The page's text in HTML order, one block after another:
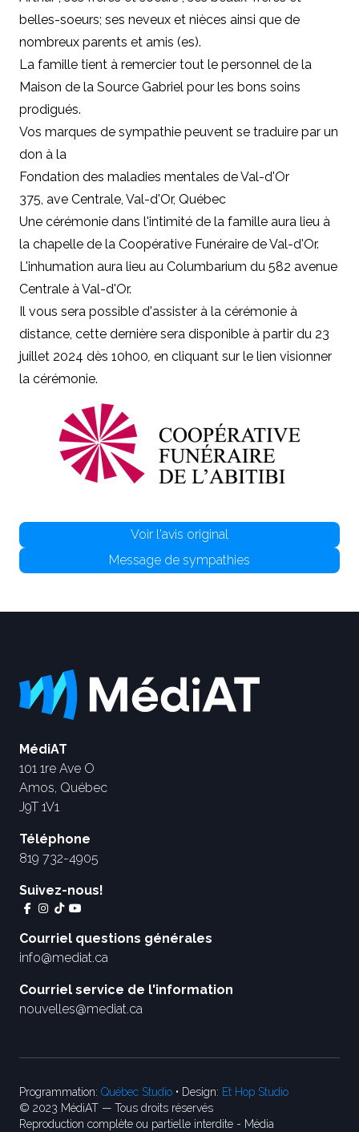
belles-soeurs; ses neveux et nièces ainsi que de
nombreux parents et amis (es).
La famille tient à remercier tout le personnel de la
Maison de la Source Gabriel pour les bons soins
prodigués.
Vos marques de sympathie peuvent se traduire par un
don à la
Fondation des maladies mentales de Val-d'Or
375, ave Centrale, Val-d'Or, Québec
Une cérémonie dans l'intimité de la famille aura lieu à
la chapelle de la Coopérative Funéraire de Val-d'Or.
L'inhumation aura lieu au Columbarium du 582 avenue
Centrale à Val-d'Or.
Il vous sera possible d'assister à la cérémonie à
distance, cette dernière sera disponible à partir du 23
juillet 2024 dès 10h00 en cliquant sur le lien visionner
la cérémonie.
Voir l'avis original
Message de sympathies
MédiAT
101 1re Ave O
Amos, Québec
J9T 1V1
Téléphone
819 732-4905
Suivez-nous!
Courriel questions générales
info@mediat.ca
Courriel service de l'information
nouvelles@mediat.ca
Programmation: Québec Studio • Design: Et Hop Studio
© 2023 MédiAT — Tous droits réservés
Reproduction complète ou partielle interdite - Média